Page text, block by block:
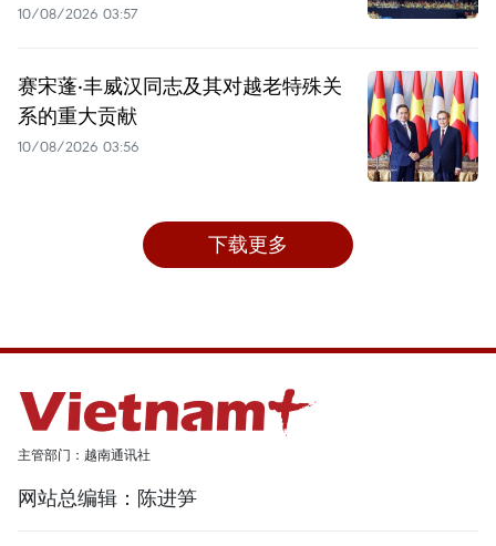
10/08/2026 03:57
赛宋蓬·丰威汉同志及其对越老特殊关
系的重大贡献
10/08/2026 03:56
下载更多
主管部门：越南通讯社
网站总编辑：陈进笋